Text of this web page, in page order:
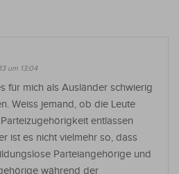
um 13:04
für mich als Ausländer schwierig
Weiss jemand, ob die Leute
entlassen
ist es nicht vielmehr so, dass
Parteiangehörige und
während der